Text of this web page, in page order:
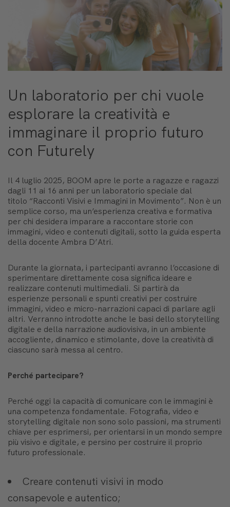
Un laboratorio per chi vuole
esplorare la creatività e
immaginare il proprio futuro
con Futurely
Il 4 luglio 2025, BOOM apre le porte a ragazze e ragazzi
dagli 11 ai 16 anni per un laboratorio speciale dal
titolo “Racconti Visivi e Immagini in Movimento”. Non è un
semplice corso, ma un’esperienza creativa e formativa
per chi desidera imparare a raccontare storie con
immagini, video e contenuti digitali, sotto la guida esperta
della docente Ambra D’Atri.
Durante la giornata, i partecipanti avranno l’occasione di
sperimentare direttamente cosa significa ideare e
realizzare contenuti multimediali. Si partirà da
esperienze personali e spunti creativi per costruire
immagini, video e micro-narrazioni capaci di parlare agli
altri. Verranno introdotte anche le basi dello storytelling
digitale e della narrazione audiovisiva, in un ambiente
accogliente, dinamico e stimolante, dove la creatività di
ciascuno sarà messa al centro.
Perché partecipare?
Perché oggi la capacità di comunicare con le immagini è
una competenza fondamentale. Fotografia, video e
storytelling digitale non sono solo passioni, ma strumenti
chiave per esprimersi, per orientarsi in un mondo sempre
più visivo e digitale, e persino per costruire il proprio
futuro professionale.
Creare contenuti visivi in modo
consapevole e autentico;